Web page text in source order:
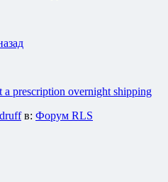
prescription overnight shipping
в: Форум RLS